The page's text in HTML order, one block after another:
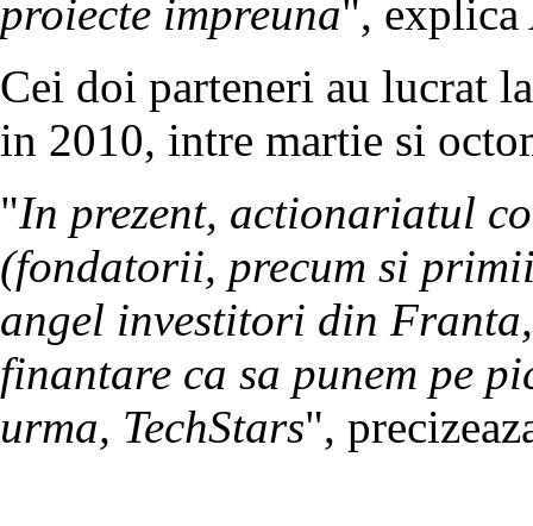
proiecte impreuna", explica
Cei doi parteneri au lucrat
in 2010, intre martie si
"In prezent, actionariatul
(fondatorii, precum si
angel investitori din
finantare ca sa punem pe
urma, TechStars",